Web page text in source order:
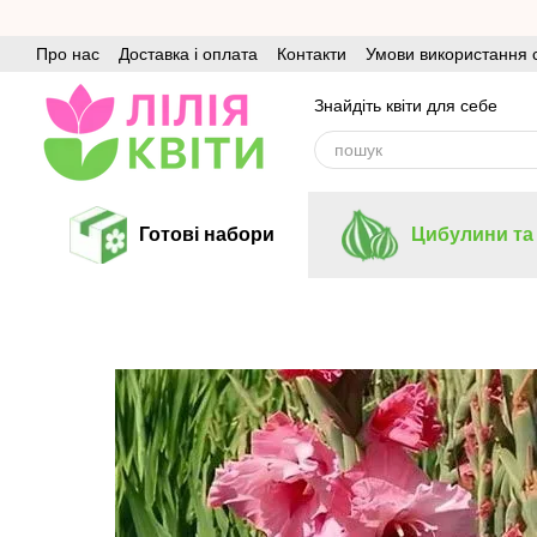
Про нас
Доставка і оплата Контакти Умови використання
Знайдіть квіти для себе
Готові набори Цибулини